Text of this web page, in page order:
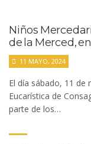
Niños
de la Merced,
11 MAYO, 2024
El día sábado, 11 de
Eucarística de
parte de los…